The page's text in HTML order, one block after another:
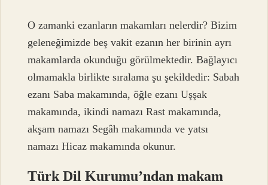
O zamanki ezanların makamları nelerdir? Bizim
geleneğimizde beş vakit ezanın her birinin ayrı
makamlarda okunduğu görülmektedir. Bağlayıcı
olmamakla birlikte sıralama şu şekildedir: Sabah
ezanı Saba makamında, öğle ezanı Uşşak
makamında, ikindi namazı Rast makamında,
akşam namazı Segâh makamında ve yatsı
namazı Hicaz makamında okunur.
Türk Dil Kurumu’ndan makam